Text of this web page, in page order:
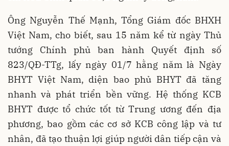
Ông Nguyễn Thế Mạnh, Tổng Giám đốc BHXH
Việt Nam, cho biết, sau 15 năm kể từ ngày Thủ
tướng Chính phủ ban hành Quyết định số
823/QĐ-TTg, lấy ngày 01/7 hằng năm là Ngày
BHYT Việt Nam, diện bao phủ BHYT đã tăng
nhanh và phát triển bền vững. Hệ thống KCB
BHYT được tổ chức tốt từ Trung ương đến địa
phương, bao gồm các cơ sở KCB công lập và tư
nhân, đã tạo thuận lợi giúp người dân tiếp cận và